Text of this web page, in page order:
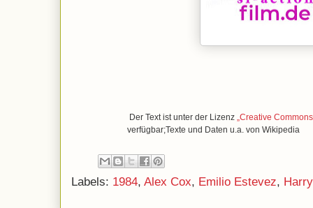
Der Text ist unter der Lizenz „Creative
verfügbar;Texte und Daten u.a. von Wikipedia
Labels: 1984, Alex Cox, Emilio Estevez,